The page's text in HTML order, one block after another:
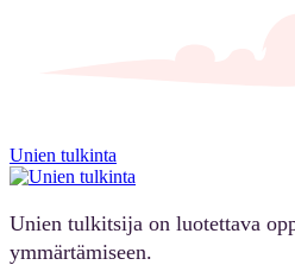
Unien tulkinta
Unien tulkitsija on luotettava
ymmärtämiseen.